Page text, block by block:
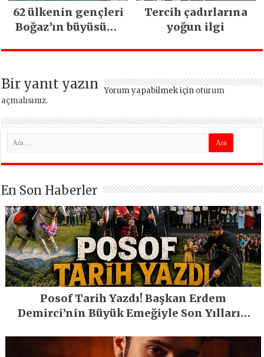
62 ülkenin gençleri
Boğaz’ın büyüsüne
Tercih çadırlarına
yoğun ilgi
Bir yanıt yazın Yorum yapabilmek için oturum
açmalısınız.
En Son Haberler
Posof Tarih Yazdı! Başkan Erdem
Demirci’nin Büyük Emeğiyle Son Yılların